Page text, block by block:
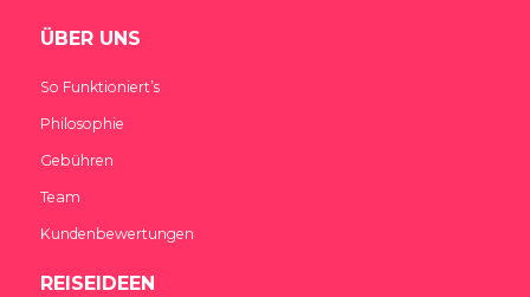
ÜBER UNS
So Funktioniert’s
Philosophie
Gebühren
Team
Kundenbewertungen
REISEIDEEN